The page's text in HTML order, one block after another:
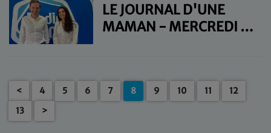
LE JOURNAL D'UNE
MAMAN - MERCREDI 9
< 4 5 6 7 8 9 10 11
12
13
>